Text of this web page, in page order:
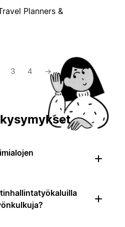
Planners &
3 4 →